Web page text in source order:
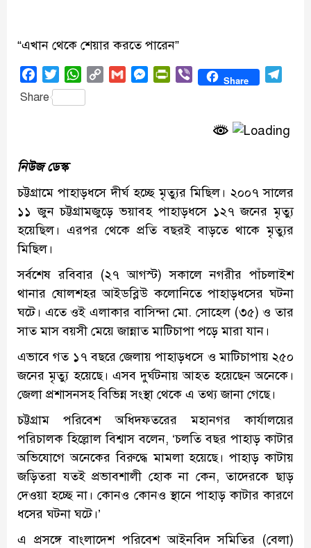
“এখান থেকে শেয়ার করতে পারেন”
FacebookTwitterWhatsApp
Copy
Gmail MessengerPrintFriendly
Viber Share
Share
নিউজ ডেস্ক
চট্টগ্রামে পাহাড়ধসে দীর্ঘ হচ্ছে মৃত্যুর মিছিল। ২০০৭ সালের
১১ জুন চট্টগ্রামজুড়ে ভয়াবহ পাহাড়ধসে ১২৭ জনের মৃত্যু
হয়েছিল। এরপর থেকে প্রতি বছরই বাড়তে থাকে মৃত্যুর
মিছিল।
সর্বশেষ রবিবার (২৭ আগস্ট) সকালে নগরীর পাঁচলাইশ
থানার ষোলশহর আইডব্লিউ কলোনিতে পাহাড়ধসের ঘটনা
ঘটে। এতে ওই এলাকার বাসিন্দা মো. সোহেল (৩৫) ও তার
সাত মাস বয়সী মেয়ে জান্নাত মাটিচাপা পড়ে মারা যান।
এভাবে গত ১৭ বছরে জেলায় পাহাড়ধসে ও মাটিচাপায় ২৫০
জনের মৃত্যু হয়েছে। এসব দুর্ঘটনায় আহত হয়েছেন অনেকে।
জেলা প্রশাসনসহ বিভিন্ন সংস্থা থেকে এ তথ্য জানা গেছে।
চট্টগ্রাম পরিবেশ অধিদফতরের মহানগর কার্যালয়ের
পরিচালক হিল্লোল বিশ্বাস বলেন, ‘চলতি বছর পাহাড় কাটার
অভিযোগে অনেকের বিরুদ্ধে মামলা হয়েছে। পাহাড় কাটায়
জড়িতরা যতই প্রভাবশালী হোক না কেন, তাদেরকে ছাড়
দেওয়া হচ্ছে না। কোনও কোনও স্থানে পাহাড় কাটার কারণে
ধসের ঘটনা ঘটে।’
এ প্রসঙ্গে বাংলাদেশ পরিবেশ আইনবিদ সমিতির (বেলা)